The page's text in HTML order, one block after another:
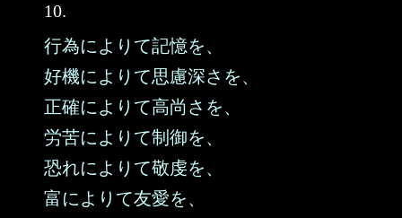
10.
行為によりて記憶を、
好機によりて思慮深さを、
正確によりて高尚さを、
労苦によりて制御を、
恐れによりて敬虔を、
富によりて友愛を、